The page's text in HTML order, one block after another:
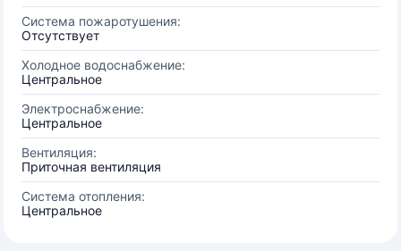
Система пожаротушения:
Отсутствует
Холодное водоснабжение:
Центральное
Электроснабжение:
Центральное
Вентиляция:
Приточная вентиляция
Система отопления:
Центральное